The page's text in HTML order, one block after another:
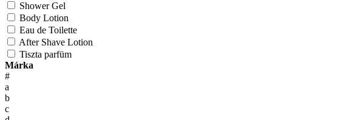
Shower Gel
Body Lotion
Eau de Toilette
After Shave Lotion
Tiszta parfüm
Márka
#
a
b
c